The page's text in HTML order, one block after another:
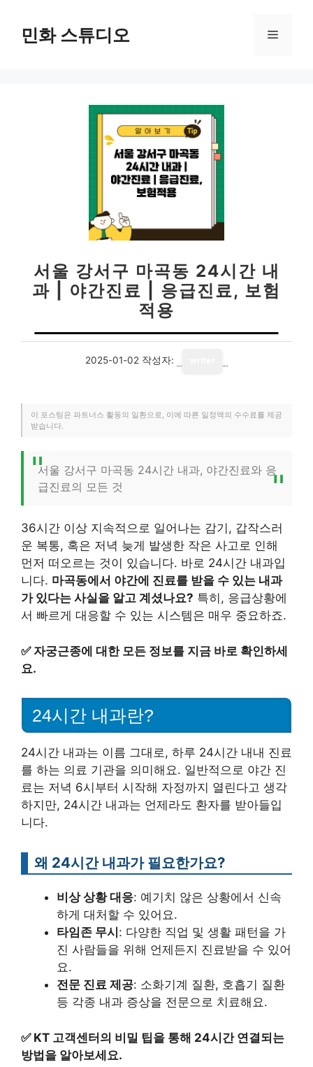
민화 스튜디오 메
서울 강서구 마곡동 24시간 내
과 | 야간진료 | 응급진료, 보험
적용
2025-01-02 작성자:
이 포스팅은 파트너스 활동의 일환으로, 이에 따른 일정액의 수수료를 제공
받습니다.
서울 강서구 마곡동 24시간 내과, 야간진료와 응
급진료의 모든 것
36시간 이상 지속적으로 일어나는 감기, 갑작스러
운 복통, 혹은 저녁 늦게 발생한 작은 사고로 인해
먼저 떠오르는 것이 있습니다. 바로 24시간 내과입
니다. 마곡동에서 야간에 진료를 받을 수 있는 내과
가 있다는 사실을 알고 계셨나요? 특히, 응급상황에
서 빠르게 대응할 수 있는 시스템은 매우 중요하죠.
✅ 자궁근종에 대한 모든 정보를 지금 바로 확인하세
요.
24시간 내과란?
24시간 내과는 이름 그대로, 하루 24시간 내내 진료
를 하는 의료 기관을 의미해요. 일반적으로 야간 진
료는 저녁 6시부터 시작해 자정까지 열린다고 생각
하지만, 24시간 내과는 언제라도 환자를 받아들입
니다.
왜 24시간 내과가 필요한가요?
비상 상황 대응: 예기치 않은 상황에서 신속
하게 대처할 수 있어요.
타임존 무시 : 다양한 직업 및 생활 패턴을 가
진 사람들을 위해 언제든지 진료받을 수 있어
요.
전문 진료 제공: 소화기계 질환, 호흡기 질환
등 각종 내과 증상을 전문으로 치료해요.
✅ KT 고객센터의 비밀 팁을 통해 24시간 연결되는
방법을 알아보세요.